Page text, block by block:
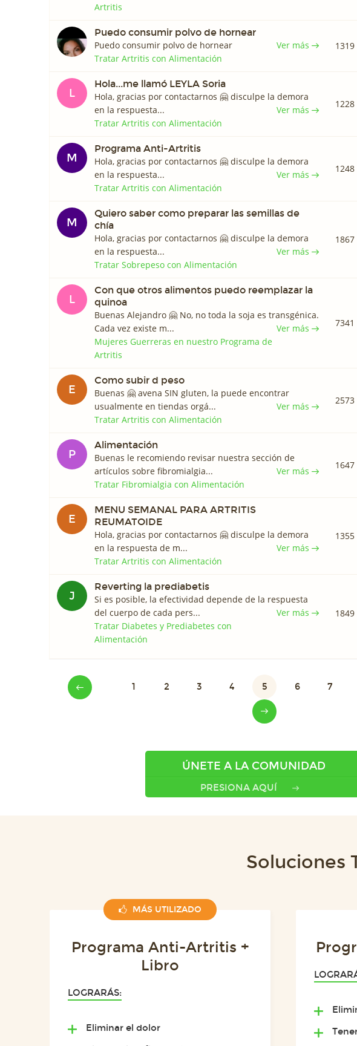
Artritis
Puedo consumir polvo de hornear
Puedo consumir polvo de hornear
Ver más
Tratar Artritis con Alimentación
1319
L
Hola...me llamó LEYLA Soria
Hola, gracias por contactarnos 🤗 disculpe la demora
en la respuesta...
Ver más
Tratar Artritis con Alimentación
1228
M
Programa Anti-Artritis
Hola, gracias por contactarnos 🤗 disculpe la demora
en la respuesta...
Ver más
Tratar Artritis con Alimentación
1248
M
Quiero saber como preparar las semillas de
chía
Hola, gracias por contactarnos 🤗 disculpe la demora
en la respuesta...
Ver más
Tratar Sobrepeso con Alimentación
1867
L
Con que otros alimentos puedo reemplazar la
quinoa
Buenas Alejandro 🤗 No, no toda la soja es transgénica.
Cada vez existe m...
Ver más
Mujeres Guerreras en nuestro Programa de
Artritis
7341
E
Como subir d peso
Buenas 🤗 avena SIN gluten, la puede encontrar
usualmente en tiendas orgá...
Ver más
Tratar Artritis con Alimentación
2573
P
Alimentación
Buenas le recomiendo revisar nuestra sección de
artículos sobre fibromialgia...
Ver más
Tratar Fibromialgia con Alimentación
1647
E
MENU SEMANAL PARA ARTRITIS
REUMATOIDE
Hola, gracias por contactarnos 🤗 disculpe la demora
en la respuesta de m...
Ver más
Tratar Artritis con Alimentación
1355
J
Reverting la prediabetis
Si es posible, la efectividad depende de la respuesta
del cuerpo de cada pers...
Ver más
Tratar Diabetes y Prediabetes con
Alimentación
1849
1 2 3 4 5 6 7
ÚNETE A LA COMUNIDAD
PRESIONA AQUÍ
Soluciones
MÁS UTILIZADO
Programa Anti-Artritis +
Libro
LOGRARÁS:
Eliminar el dolor